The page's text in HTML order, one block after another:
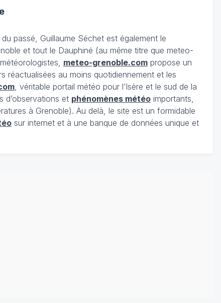
du passé, Guillaume Séchet est également le
et tout le Dauphiné (au même titre que meteo-
meteo-grenoble.com propose un
réactualisées au moins quotidiennement et les
, véritable portail météo pour l’Isère et le sud de la
d’observations et phénomènes météo importants,
à Grenoble). Au delà, le site est un formidable
sur internet et à une banque de données unique et